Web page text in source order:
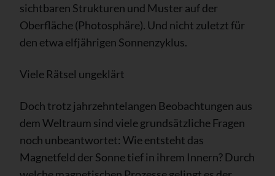
sichtbaren Strukturen und Muster auf der
Oberfläche (Photosphäre). Und nicht zuletzt für
den etwa elfjährigen Sonnenzyklus.
Viele Rätsel ungeklärt
Doch trotz jahrzehntelangen Beobachtungen aus
dem Weltraum sind viele grundsätzliche Fragen
noch unbeantwortet: Wie entsteht das
Magnetfeld der Sonne tief in ihrem Innern? Durch